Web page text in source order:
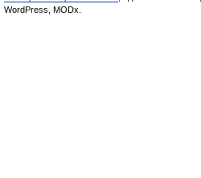
WordPress, MODx.